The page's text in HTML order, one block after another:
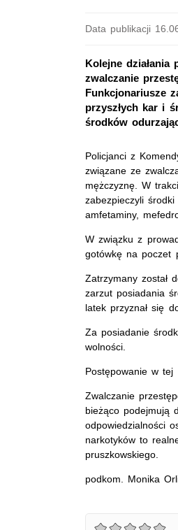
Data publikacji
Kolejne
zwalczanie
Funkcjonariusze
przyszłych kar i
środków
Policjanci z
związane ze
mężczyznę. W
zabezpieczyli
amfetaminy,
W związku z
gotówkę na poczet
Zatrzymany został
zarzut posiadania
latek przyznał się
Za posiadanie
wolności.
Postępowanie w tej
Zwalczanie
bieżąco podejmują
odpowiedzialności
narkotyków to
pruszkowskiego.
podkom. Monika